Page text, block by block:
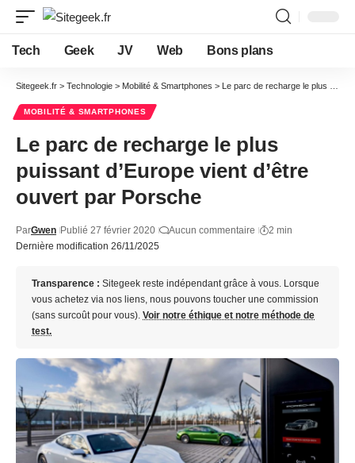
Tech Geek JV Web Bons plans
Sitegeek.fr > Technologie > Mobilité & Smartphones > Le parc de recharge le plus puissant d’Europe vient d’être ouvert par Porsche
MOBILITÉ & SMARTPHONES
Le parc de recharge le plus
puissant d’Europe vient d’être
ouvert par Porsche
Dernière modification 26/11/2025
ParGwen Publié 27 février 2020 Aucun commentaire 2 min
Transparence : Sitegeek reste indépendant grâce à vous. Lorsque
vous achetez via nos liens, nous pouvons toucher une commission
(sans surcoût pour vous). Voir notre éthique et notre méthode de
test.